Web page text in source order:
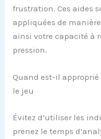
frustration. Ces aides
appliquées de
ainsi votre capacité à
pression.
Quand est-il
le jeu
Évitez d’utiliser les
prenez le temps